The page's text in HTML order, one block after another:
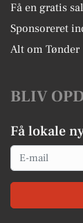
Få en gratis
Sponsoreret
Alt om Tønder
BLIV
Få lokale
Email